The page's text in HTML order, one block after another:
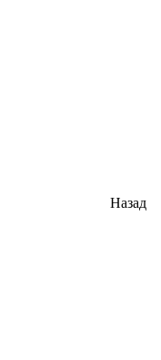
Назад